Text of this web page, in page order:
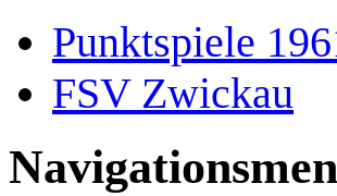
Punktspiele
FSV Zwickau